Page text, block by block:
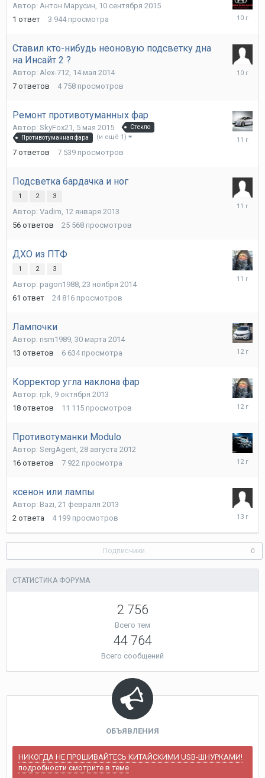
Автор: Антон Марусин, 10 сентября 2015
1 ответ 3 944 просмотра
11
Ставил кто-нибудь неоновую подсветку дна
на Инсайт 2 ?
Автор: Alex-712, 14 мая 2014
7 ответов 4 758 просмотров
Ремонт противотуманных фар
Автор: SkyFox21 , 5 мая 2015
Стекло
Противотуманная фара
(и ещё 1)
7 ответов 7 539 просмотров
Подсветка бардачка и ног
1 2 3
Автор: Vadim, 12 января 2013
56 ответов 25 568 просмотров
ДХО из ПТФ
1 2 3
Автор: pagon1988, 23 ноября 2014
61 ответ 24 816 просмотров
21
Лампочки
Автор: nsm1989, 30 марта 2014
13 ответов 6 634 просмотра
Корректор угла наклона фар
Автор: rpk, 9 октября 2013
18 ответов 11 115 просмотров
16
Противотуманки Modulo
Автор: SergAgent, 28 августа 2012
16 ответов 7 922 просмотра
11
ксенон или лампы
Автор: Bazi, 21 февраля 2013
2 ответа 4 199 просмотров
21
2013
Подписчики 0
СТАТИСТИКА ФОРУМА
2 756
Всего тем
44 764
Всего сообщений
ОБЪЯВЛЕНИЯ
НИКОГДА НЕ ПРОШИВАЙТЕСЬ КИТАЙСКИМИ USB-ШНУРКАМИ!
подробности смотрите в теме